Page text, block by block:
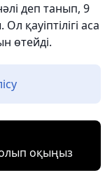
деп танып, 9
қауіптілігі аса
өтейді.
оқыңыз